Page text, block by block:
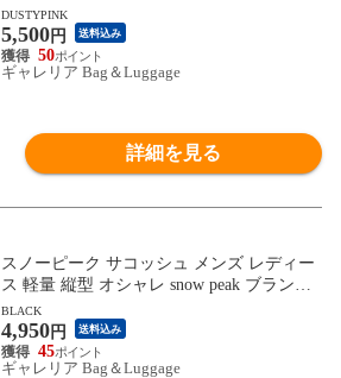
L＆JOE ACCESSOIRES 折りたたみ 軽量 軽
い ポケット付き キャリーオンバッグ パッ
カブル 旅行 B4 ヌネット PJA-B843
DUSTYPINK
5,500円 送料込み
50
ギャレリア Bag＆Luggage
詳細を見る
スノーピーク サコッシュ メンズ レディー
ス 軽量 縦型 オシャレ snow peak ブランド
バッグ 小さめ コンパクト ナイロン ショル
ダーバッグ 斜めがけ ロゴ アウトドア 軽い
New Standard Sacoche NSD-AC-25AU004
BLACK
4,950円 送料込み
45
ギャレリア Bag＆Luggage